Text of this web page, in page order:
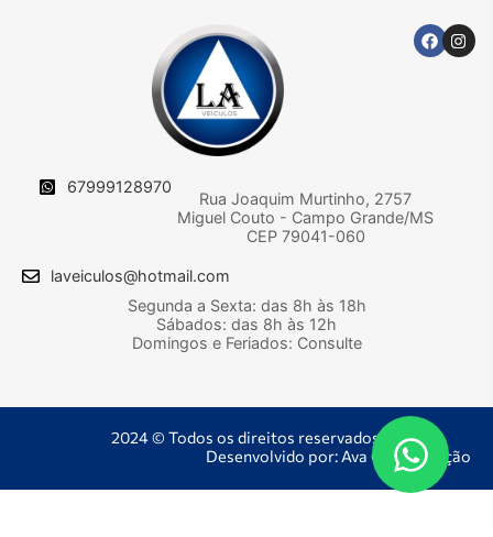
67999128970
Rua Joaquim Murtinho, 2757
Miguel Couto - Campo Grande/MS
CEP 79041-060
laveiculos@hotmail.com
Segunda a Sexta: das 8h às 18h
Sábados: das 8h às 12h
Domingos e Feriados: Consulte
2024 © Todos os direitos reservados.
Desenvolvido por: Ava Comunicação